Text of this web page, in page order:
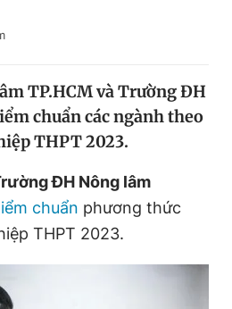
Magazine
Bạn cần biết
TP.HCM và Trường ĐH
chuẩn các ngành theo
THPT 2023.
ĐH Nông lâm
chuẩn phương thức
THPT 2023.